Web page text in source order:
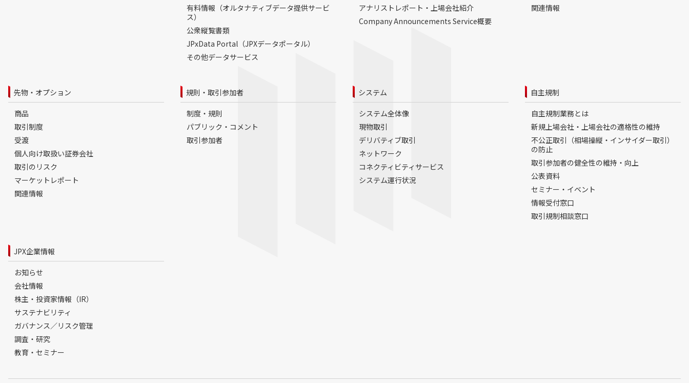
有料情報（オルタナティブデータ提供サービ
ス）
公衆縦覧書類
JPxData Portal（JPXデータポータル）
その他データサービス
アナリストレポート・上場会社紹介
Company Announcements Service概要
関連情報
先物・オプション
商品
取引制度
受渡
個人向け取扱い証券会社
取引のリスク
マーケットレポート
関連情報
規則・取引参加者
制度・規則
パブリック・コメント
取引参加者
システム
システム全体像
現物取引
デリバティブ取引
ネットワーク
コネクティビティサービス
システム運行状況
自主規制
自主規制業務とは
新規上場会社・上場会社の適格性の維持
不公正取引（相場操縦・インサイダー取引）
の防止
取引参加者の健全性の維持・向上
公表資料
セミナー・イベント
情報受付窓口
取引規制相談窓口
JPX企業情報
お知らせ
会社情報
株主・投資家情報（IR）
サステナビリティ
ガバナンス／リスク管理
調査・研究
教育・セミナー